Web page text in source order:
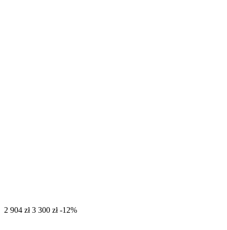
‍2 904‍ zł ‍3 300‍ zł -12%